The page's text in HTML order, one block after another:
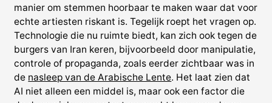
manier om stemmen hoorbaar te maken waar dat voor
echte artiesten riskant is. Tegelijk roept het vragen op.
Technologie die nu ruimte biedt, kan zich ook tegen de
burgers van Iran keren, bijvoorbeeld door manipulatie,
controle of propaganda, zoals eerder zichtbaar was in
de nasleep van de Arabische Lente. Het laat zien dat
AI niet alleen een middel is, maar ook een factor die